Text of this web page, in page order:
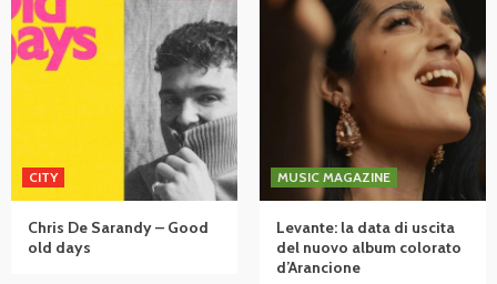
CITY
Chris De Sarandy – Good
old days
MUSIC MAGAZINE
Levante: la data di uscita
del nuovo album colorato
d’Arancione